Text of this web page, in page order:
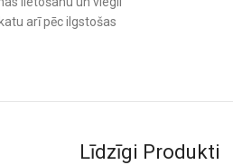
arī pēc ilgstošas
Līdzīgi Produkti